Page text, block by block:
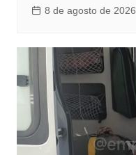
8 de agosto de 2026